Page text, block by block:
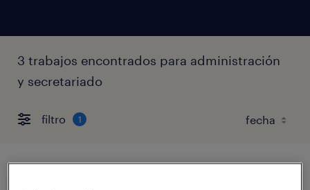
3 trabajos encontrados para administración
y secretariado
filtro 1